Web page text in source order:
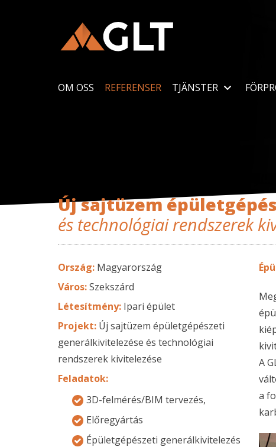
OM OSS REFERENSER TJÄNSTER
Új sajtüzem
és technológiai rendszerek
Ország: Magyarország
Város:Szekszárd
Létesítmény: Ipari épület
Projekt: Új sajtüzem épületgépészeti
generálkivitelezése és technológiai
rendszerek kivitelezése
Feladatok:
3D-felmérés/BIM tervezés,
Előregyártás
Épületgépészeti generálkivitelezés
A
a